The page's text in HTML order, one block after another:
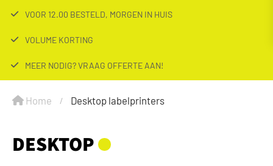
VOOR 12.00 BESTELD, MORGEN IN HUIS
VOLUME KORTING
MEER NODIG? VRAAG OFFERTE AAN!
Home Desktop labelprinters
DESKTOP